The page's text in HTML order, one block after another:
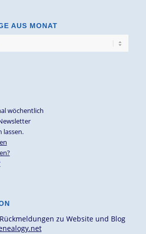
AUS MONAT
wöchentlich
lassen.
zu Website und Blog